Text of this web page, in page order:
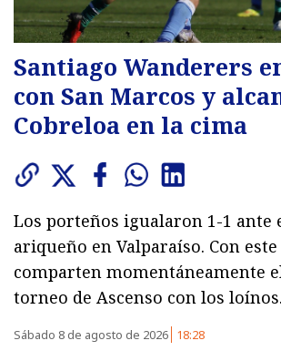
Santiago Wanderers
con San Marcos y
Cobreloa en la cima
Los porteños igualaron 1-1 ante
ariqueño en Valparaíso. Con
comparten momentáneamente
torneo de Ascenso con los loínos.
Sábado 8 de agosto de 2026 18:28